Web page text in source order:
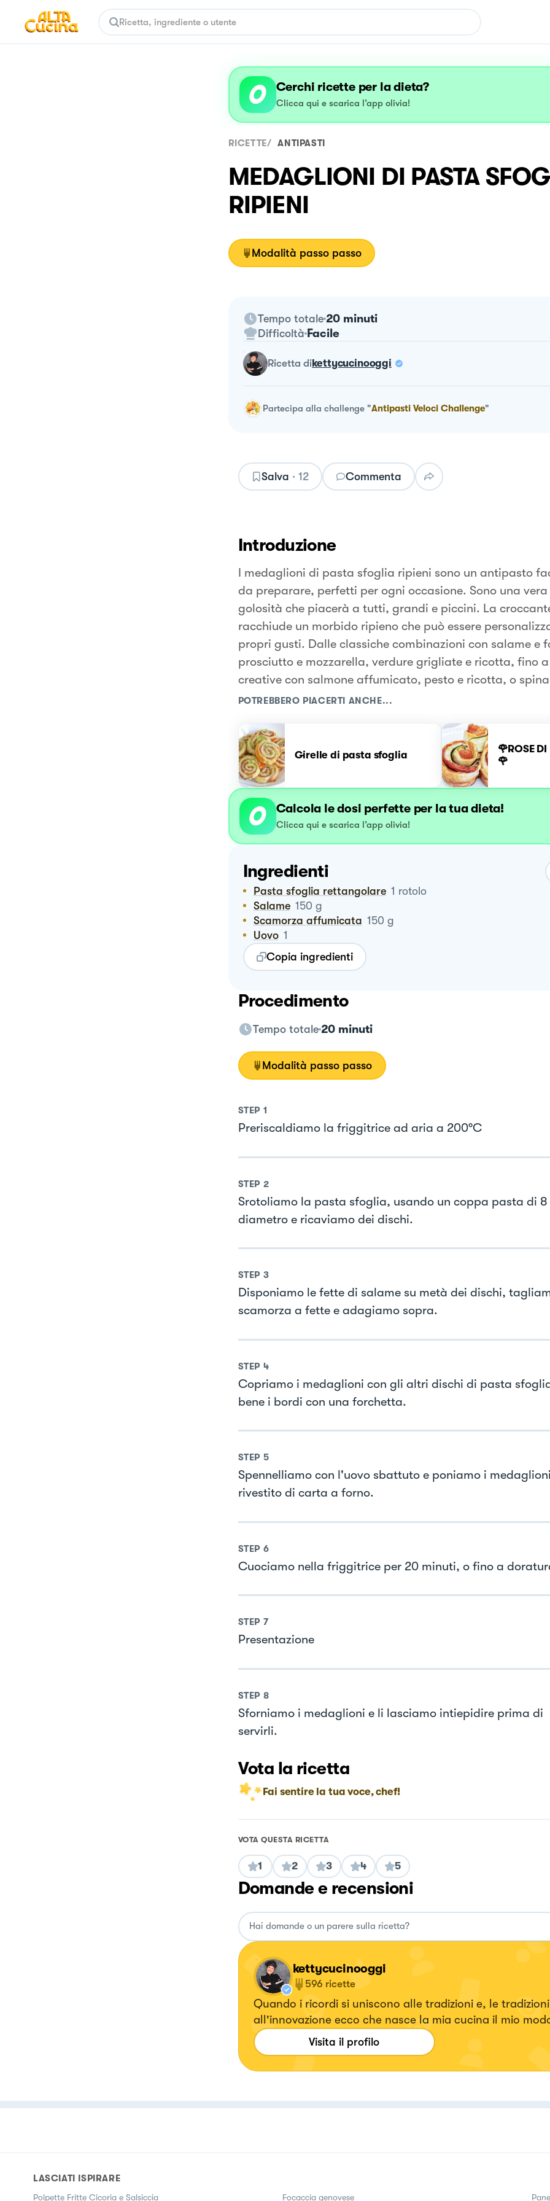
Cerchi ricette per la dieta?
Clicca qui e scarica l’app olivia!
RICETTE/ ANTIPASTI
MEDAGLIONI DI PASTA
RIPIENI
Modalità passo passo
Tempo totale 20 minuti
Difficoltà Facile
ricetta dikettycucinooggi
Partecipa alla challenge"Antipasti Veloci Challenge"
Salva · 12 Commenta
Introduzione
I medaglioni di pasta sfoglia ripieni sono un antipasto
da preparare, perfetti per ogni occasione. Sono una
golosità che piacerà a tutti, grandi e piccini. La
racchiude un morbido ripieno che può essere
propri gusti. Dalle classiche combinazioni con salame e
prosciutto e mozzarella, verdure grigliate e ricotta, fino
creative con salmone affumicato, pesto e ricotta, o
POTREBBERO PIACERTI ANCHE...
Girelle di pasta sfoglia
🌹ROSE
🌹
Calcola le dosi perfette per la tua dieta!
Clicca qui e scarica l’app olivia!
Ingredienti
Pasta sfoglia rettangolare 1 rotolo
Salame 150 g
Scamorza affumicata 150 g
Uovo 1
Copia ingredienti
Procedimento
Tempo totale 20 minuti
Modalità passo passo
STEP 1
Preriscaldiamo la friggitrice ad aria a 200°C
STEP 2
Srotoliamo la pasta sfoglia, usando un coppa pasta di 8
diametro e ricaviamo dei dischi.
STEP 3
Disponiamo le fette di salame su metà dei dischi,
scamorza a fette e adagiamo sopra.
STEP 4
Copriamo i medaglioni con gli altri dischi di pasta
bene i bordi con una forchetta.
STEP 5
Spennelliamo con l'uovo sbattuto e poniamo i
rivestito di carta a forno.
STEP 6
Cuociamo nella friggitrice per 20 minuti, o fino a
STEP 7
Presentazione
STEP 8
Sforniamo i medaglioni e li lasciamo intiepidire prima di
servirli.
Vota la ricetta
Fai sentire la tua voce, chef!
VOTA QUESTA RICETTA
1 2 3 4 5
Domande e recensioni
kettycucinooggi
596 ricette
Quando i ricordi si uniscono alle tradizioni e, le tradizioni
all'innovazione ecco che nasce la mia cucina il mio
portare a tavola il cibo. Ricette veloci senza mai
gusto.
Visita il profilo
LASCIATI ISPIRARE
Polpette Fritte Cicoria e Salsiccia Focaccia genovese